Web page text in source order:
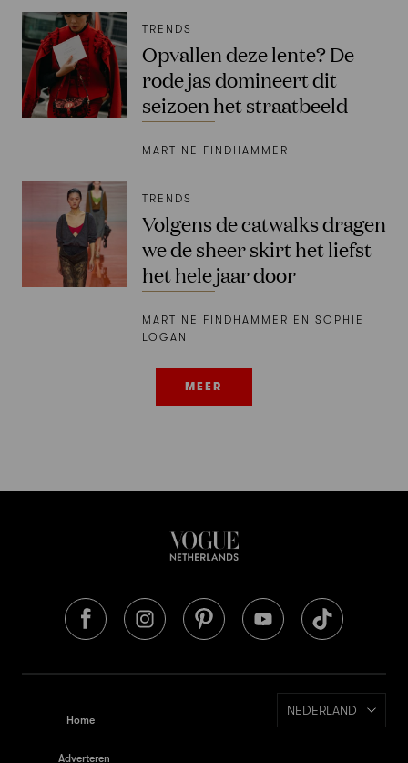
TRENDS
Opvallen deze lente? De
rode jas domineert dit
seizoen het straatbeeld
MARTINE FINDHAMMER
TRENDS
Volgens de catwalks dragen
we de sheer skirt het liefst
het hele jaar door
MARTINE FINDHAMMER EN SOPHIE
LOGAN
MEER
Home
Adverteren
NEDERLAND